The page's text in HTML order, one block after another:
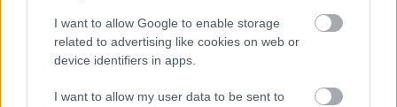
I want to allow Google to enable storage
related to advertising like cookies on web or
device identifiers in apps.
I want to allow my user data to be sent to